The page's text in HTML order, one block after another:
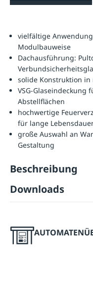
vielfältige
Modulbauweise
Dachausführung:
solide Konstruktion
VSG-
Abstellflächen
hochwertige
für lange
große Auswahl an
Gestaltung
Beschreibung
Downloads